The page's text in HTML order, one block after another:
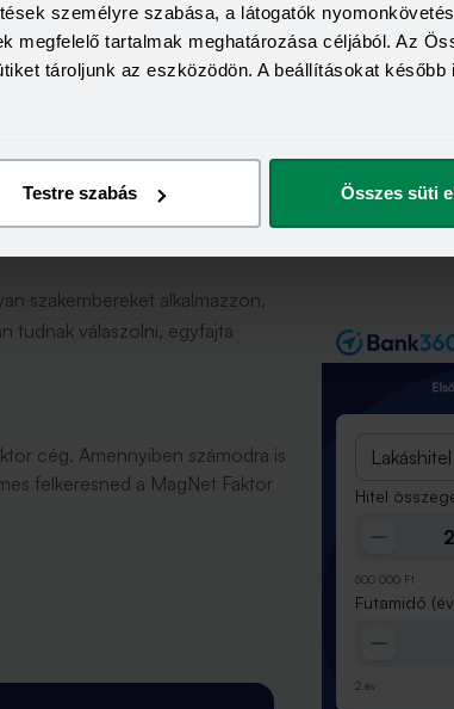
személyre szabása, a látogatók
megfelelő tartalmak meghatározása céljából. Az
tároljunk az eszközödön. A beállításokat később
Testre szabás Összes süti
tulajdonosként nem
cégünknek, azaz mennyi a
egyik első indikátor, ami miatt
A következő állomás a
hatékony működéséről. A
és a problémamentes
szakembereket alkalmazzon,
tudnak válaszolni, egyfajta
cég. Amennyiben számodra is
felkeresned a MagNet Faktor
Lakáshitel
Hitel
500 000 Ft
Futamidő
2 év